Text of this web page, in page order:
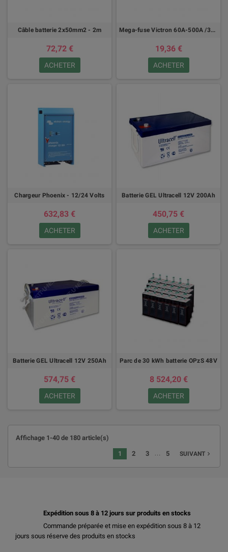
Câble batterie 2x50mm2 - 2m
72,72 €
ACHETER
Mega-fuse Victron 60A-500A /32V et 125-300A/58V
19,36 €
ACHETER
Chargeur Phoenix - 12/24 Volts
632,83 €
ACHETER
Batterie GEL Ultracell 12V 200Ah
450,75 €
ACHETER
Batterie GEL Ultracell 12V 250Ah
574,75 €
ACHETER
Parc de 30 kWh batterie OPzS 48V
8 524,20 €
ACHETER
Affichage 1-40 de 180 article(s)
1 2 3 … 5 SUIVANT navigate_next
Expédition sous 8 à 12 jours sur produits en stocks
Commande préparée et mise en expédition sous 8 à 12
jours sous réserve des produits en stocks